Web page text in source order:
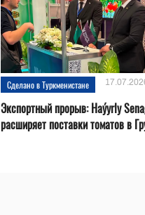
Сделано в Туркменистане
Экспортный прорыв: Haýyrly
расширяет поставки томатов в